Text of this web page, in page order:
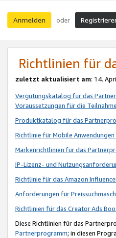
Anmelden oder
Richtlinien für
zuletzt aktualisiert am: 14.
Vergütungskatalog für das
Voraussetzungen für die
Produktkatalog für das
Richtlinie für Mobile
Markenrichtlinien für das
IP-Lizenz- und
Richtlinie für das Amazon
Anforderungen für
Richtlinien für das Creator Ads
Diese Richtlinien für das
Partnerprogramm; in diesen